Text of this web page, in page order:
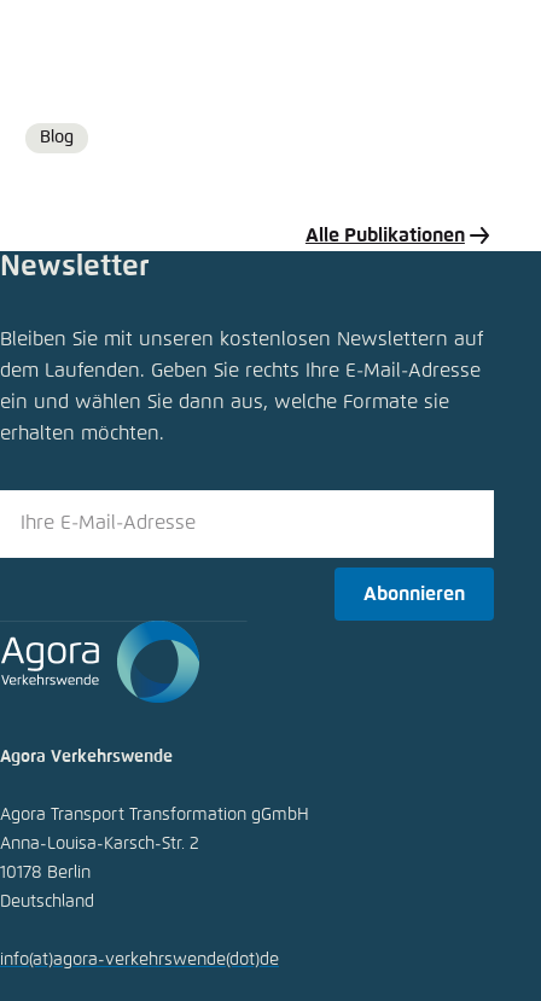
Format
Blog
Alle Publikationen
Faire Preise im Straßenverkehr
Schliessen
LinkedIn
Bluesky
E-Mail
Newsletter
Bleiben Sie mit unseren kostenlosen Newslettern auf
dem Laufenden. Geben Sie rechts Ihre E-Mail-Adresse
ein und wählen Sie dann aus, welche Formate sie
erhalten möchten.
Abonnieren
Agora Verkehrswende
Agora Transport Transformation gGmbH
Anna-Louisa-Karsch-Str. 2
10178 Berlin
Deutschland
info(at)agora-verkehrswende(dot)de